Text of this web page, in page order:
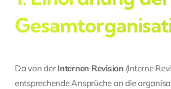
Da von derInternen Revision (Interne
entsprechende Ansprüche an die